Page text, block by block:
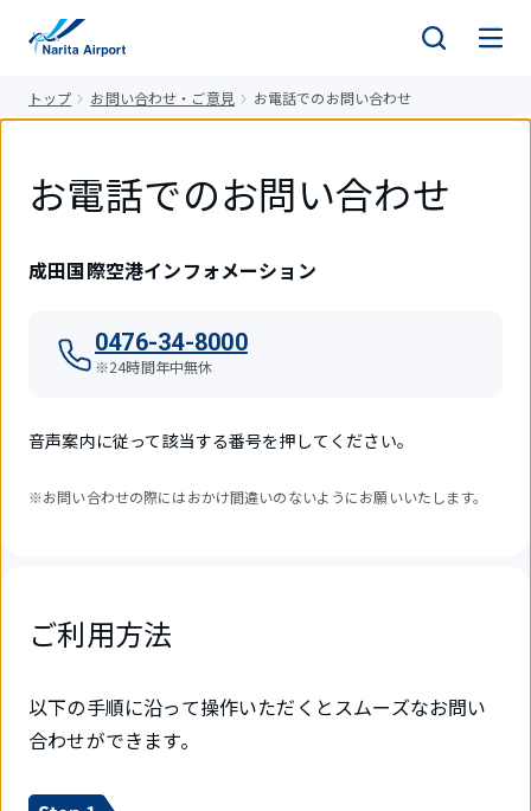
トップ お問い合わせ・ご意見 お電話でのお問い合わせ
お電話でのお問い合わせ
成田国際空港インフォメーション
0476-34-8000
※24時間年中無休
音声案内に従って該当する番号を押してください。
※お問い合わせの際にはおかけ間違いのないようにお願いいたします。
ご利用方法
以下の手順に沿って操作いただくとスムーズなお問い
合わせができます。